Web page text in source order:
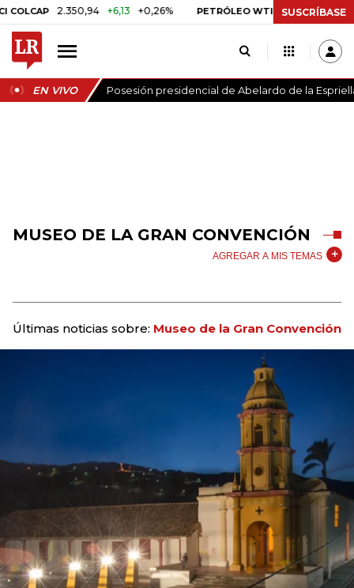
2.350,94 +6,13 +0,26% PETRÓLEO WTI US$ 78,01 US$
SUSCRÍBASE
EN VIVO Posesión presidencial de Abelardo de la
MUSEO DE LA GRAN CONVENCIÓN
AGREGAR A MIS TEMAS
Últimas noticias sobre: Museo de la Gran Convención